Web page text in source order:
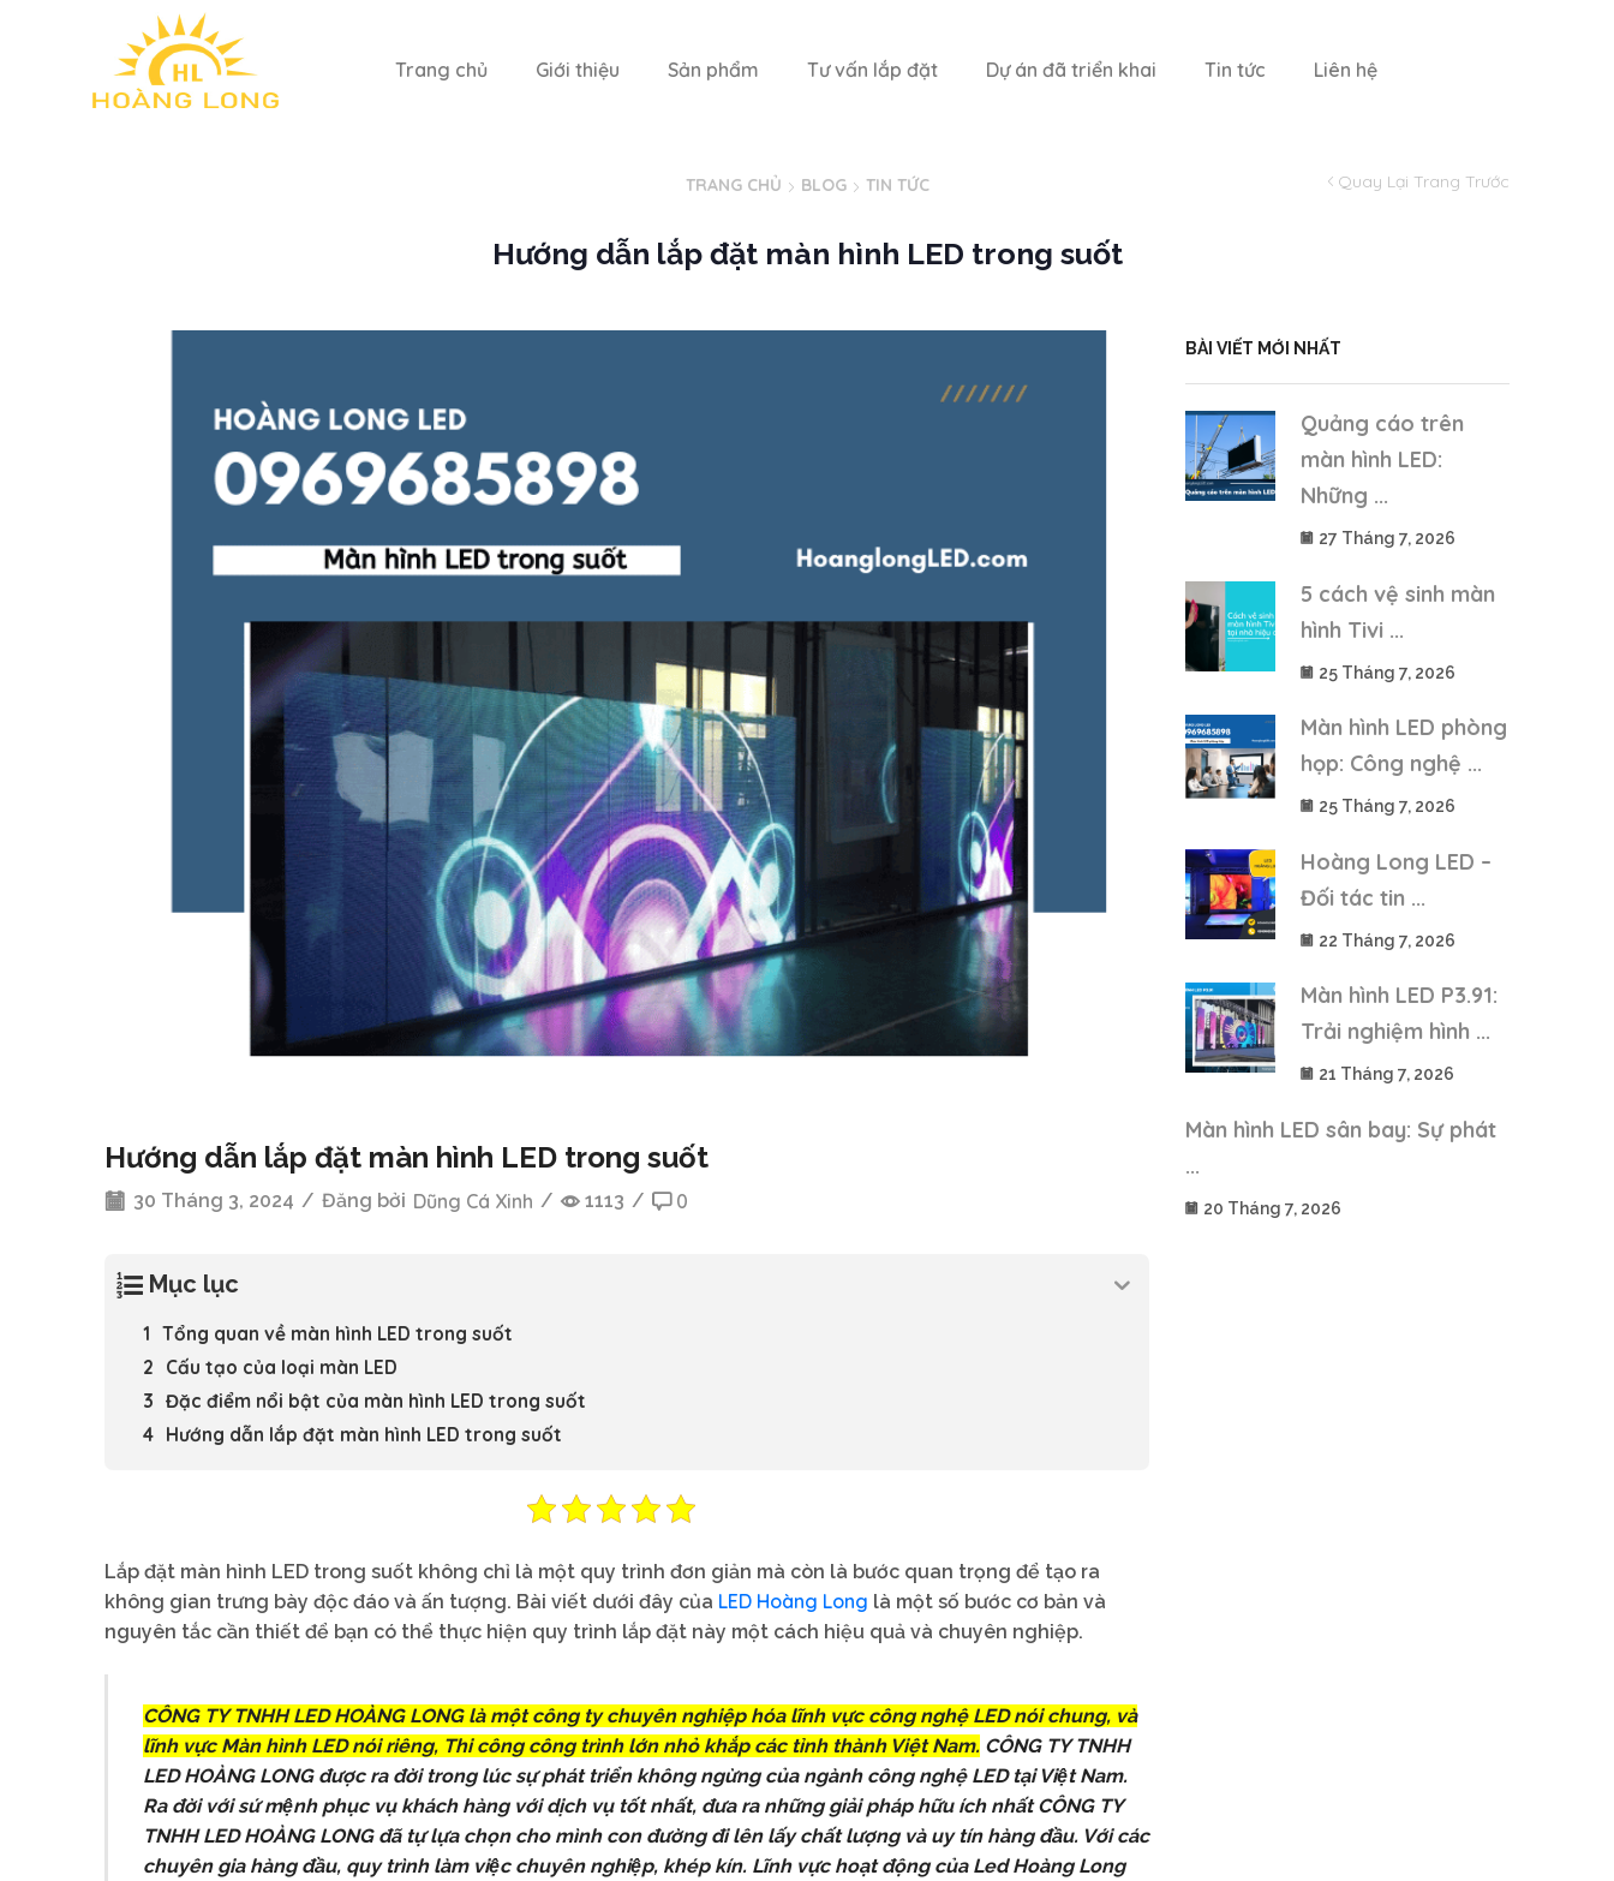
Trang chủ Giới thiệu Sản phẩm Tư vấn lắp đặt Dự án đã triển khai Tin tức Liên hệ
Quay Lại Trang Trước
TRANG CHỦ BLOG TIN TỨC
Hướng dẫn lắp đặt màn hình LED trong suốt
Hướng dẫn lắp đặt màn hình LED trong suốt
30 Tháng 3, 2024 / Đăng bởi Dũng Cá Xinh / 1113 / 0
Mục lục
Tổng quan về màn hình LED trong suốt
Cấu tạo của loại màn LED
Đặc điểm nổi bật của màn hình LED trong suốt
Hướng dẫn lắp đặt màn hình LED trong suốt
Lắp đặt màn hình LED trong suốt không chỉ là một quy trình đơn giản mà còn là bước quan trọng để tạo ra
không gian trưng bày độc đáo và ấn tượng. Bài viết dưới đây của LED Hoàng Long là một số bước cơ bản và
nguyên tắc cần thiết để bạn có thể thực hiện quy trình lắp đặt này một cách hiệu quả và chuyên nghiệp.
CÔNG TY TNHH LED HOÀNG LONG là một công ty chuyên nghiệp hóa lĩnh vực công nghệ LED nói chung, và
lĩnh vực Màn hình LED nói riêng, Thi công công trình lớn nhỏ khắp các tỉnh thành Việt Nam. CÔNG TY TNHH
LED HOÀNG LONG được ra đời trong lúc sự phát triển không ngừng của ngành công nghệ LED tại Việt Nam.
Ra đời với sứ mệnh phục vụ khách hàng với dịch vụ tốt nhất, đưa ra những giải pháp hữu ích nhất CÔNG TY
TNHH LED HOÀNG LONG đã tự lựa chọn cho mình con đường đi lên lấy chất lượng và uy tín hàng đầu. Với các
chuyên gia hàng đầu, quy trình làm việc chuyên nghiệp, khép kín. Lĩnh vực hoạt động của Led Hoàng Long
BÀI VIẾT MỚI NHẤT
Quảng cáo trên
màn hình LED:
Những ...
27 Tháng 7, 2026
5 cách vệ sinh màn
hình Tivi ...
25 Tháng 7, 2026
Màn hình LED phòng
họp: Công nghệ ...
25 Tháng 7, 2026
Hoàng Long LED –
Đối tác tin ...
22 Tháng 7, 2026
Màn hình LED P3.91:
Trải nghiệm hình ...
21 Tháng 7, 2026
Màn hình LED sân bay: Sự phát
...
20 Tháng 7, 2026